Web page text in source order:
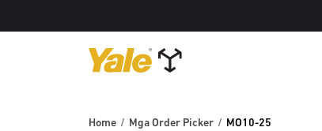
Home Mga Order Picker MO10-25